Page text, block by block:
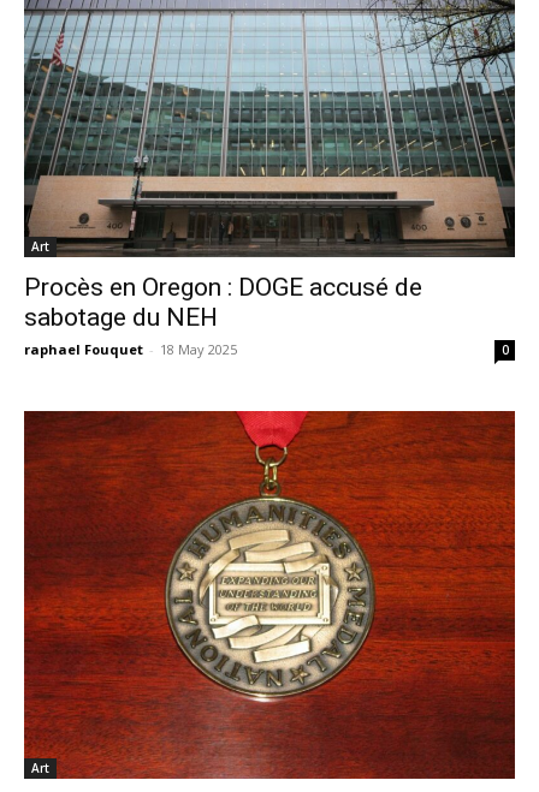
Art
Procès en Oregon : DOGE accusé de
sabotage du NEH
raphael Fouquet - 18 May 2025 0
Art